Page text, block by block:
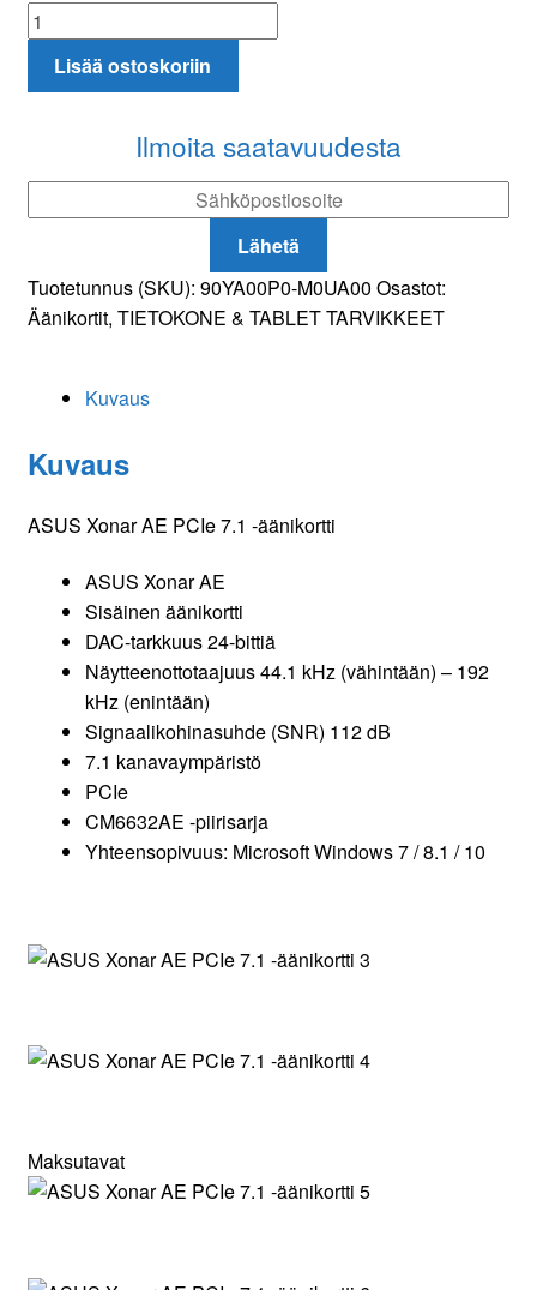
ASUS
Xonar
Lisää ostoskoriin
Ilmoita saatavuudesta
Lähetä
Tuotetunnus (SKU): 90YA00P0-M0UA00 Osastot:
Äänikortit, TIETOKONE & TABLET TARVIKKEET
Kuvaus
Kuvaus
ASUS Xonar AE PCIe 7.1 -äänikortti
ASUS Xonar AE
Sisäinen äänikortti
DAC-tarkkuus 24-bittiä
Näytteenottotaajuus 44.1 kHz (vähintään) – 192
kHz (enintään)
Signaalikohinasuhde (SNR) 112 dB
7.1 kanavaympäristö
PCIe
CM6632AE -piirisarja
Yhteensopivuus: Microsoft Windows 7 / 8.1 / 10
Maksutavat